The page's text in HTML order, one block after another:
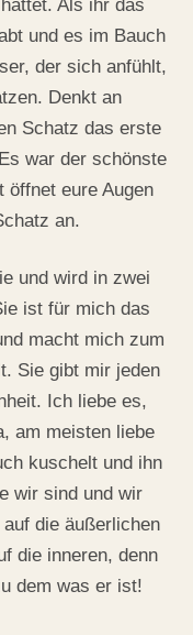
Als ihr das
und es im Bauch
der sich anfühlt,
Denkt an
Schatz das erste
war der schönste
öffnet eure Augen
an.
und wird in zwei
ist für mich das
macht mich zum
Sie gibt mir jeden
Ich liebe es,
am meisten liebe
kuschelt und ihn
wir sind und wir
die äußerlichen
die inneren, denn
dem was er ist!